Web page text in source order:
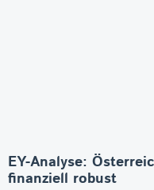
EY-Analyse:
finanziell robust